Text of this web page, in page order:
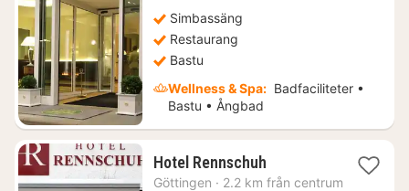
1313
kr.
Simbassäng
Restaurang
Bastu
Wellness & Spa: Badfaciliteter •
Bastu • Ångbad
Hotel Rennschuh1
natt
Göttingen · 2.2 km från centrum